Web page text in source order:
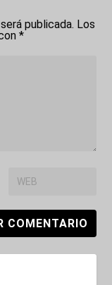
publicada. Los
*